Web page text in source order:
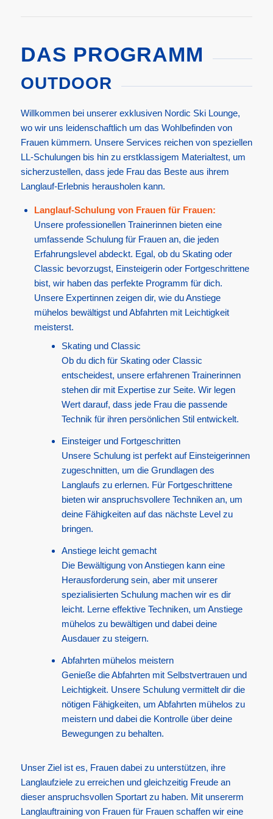
DAS PROGRAMM
OUTDOOR
Willkommen bei unserer exklusiven Nordic Ski Lounge,
wo wir uns leidenschaftlich um das Wohlbefinden von
Frauen kümmern. Unsere Services reichen von speziellen
LL-Schulungen bis hin zu erstklassigem Materialtest, um
sicherzustellen, dass jede Frau das Beste aus ihrem
Langlauf-Erlebnis herausholen kann.
Langlauf-Schulung von Frauen für Frauen:
Unsere professionellen Trainerinnen bieten eine
umfassende Schulung für Frauen an, die jeden
Erfahrungslevel abdeckt. Egal, ob du Skating oder
Classic bevorzugst, Einsteigerin oder Fortgeschrittene
bist, wir haben das perfekte Programm für dich.
Unsere Expertinnen zeigen dir, wie du Anstiege
mühelos bewältigst und Abfahrten mit Leichtigkeit
meisterst.
Skating und Classic
Ob du dich für Skating oder Classic
entscheidest, unsere erfahrenen Trainerinnen
stehen dir mit Expertise zur Seite. Wir legen
Wert darauf, dass jede Frau die passende
Technik für ihren persönlichen Stil entwickelt.
Einsteiger und Fortgeschritten
Unsere Schulung ist perfekt auf Einsteigerinnen
zugeschnitten, um die Grundlagen des
Langlaufs zu erlernen. Für Fortgeschrittene
bieten wir anspruchsvollere Techniken an, um
deine Fähigkeiten auf das nächste Level zu
bringen.
Anstiege leicht gemacht
Die Bewältigung von Anstiegen kann eine
Herausforderung sein, aber mit unserer
spezialisierten Schulung machen wir es dir
leicht. Lerne effektive Techniken, um Anstiege
mühelos zu bewältigen und dabei deine
Ausdauer zu steigern.
Abfahrten mühelos meistern
Genieße die Abfahrten mit Selbstvertrauen und
Leichtigkeit. Unsere Schulung vermittelt dir die
nötigen Fähigkeiten, um Abfahrten mühelos zu
meistern und dabei die Kontrolle über deine
Bewegungen zu behalten.
Unser Ziel ist es, Frauen dabei zu unterstützen, ihre
Langlaufziele zu erreichen und gleichzeitig Freude an
dieser anspruchsvollen Sportart zu haben. Mit unsererm
Langlauftraining von Frauen für Frauen schaffen wir eine